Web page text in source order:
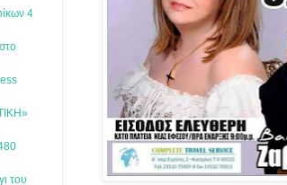
4
του